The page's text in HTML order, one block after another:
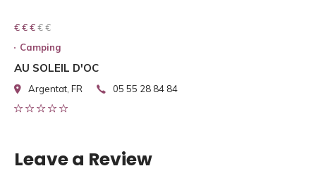
€ € € € €
€ € €
Camping
AU SOLEIL D'OC
Argentat, FR 05 55 28 84 84
Leave a Review